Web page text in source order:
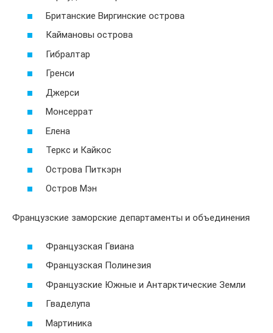
Британские Виргинские острова
Каймановы острова
Гибралтар
Гренси
Джерси
Монсеррат
Елена
Теркс и Кайкос
Острова Питкэрн
Остров Мэн
Французские заморские департаменты и объединения
Французская Гвиана
Французская Полинезия
Французские Южные и Антарктические Земли
Гваделупа
Мартиника